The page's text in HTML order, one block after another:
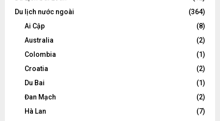
Du lịch nước ngoài
(364)
Ai Cập
(8)
Australia
(2)
Colombia
(1)
Croatia
(2)
Du Bai
(1)
Đan Mạch
(2)
Hà Lan
(7)